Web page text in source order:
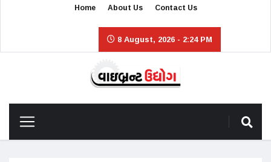
Home About Us Contact Us
8 August, 2026 - 2:24 PM